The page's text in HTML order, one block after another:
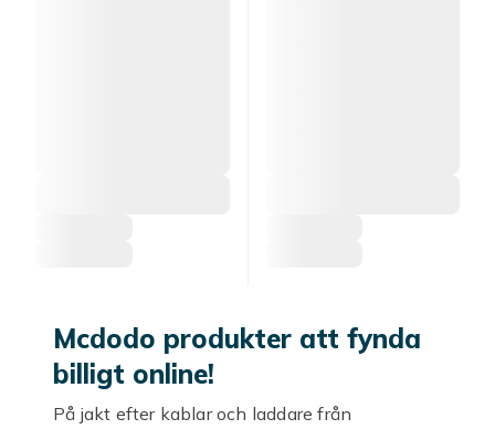
Mcdodo produkter att fynda
billigt online!
På jakt efter kablar och laddare från